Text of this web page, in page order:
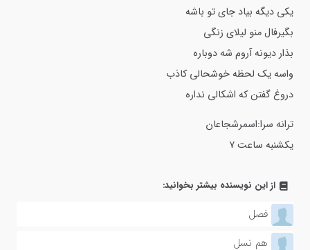
یکی دیگه بیاد جای تو باشه
بگیرفال منو لیلای زنگی
بذار دیونه آروم شه دوباره
واسه یک لحظه خوشحالی کاذب
دروغ گفتن که اشکالی نداره
ترانه سرا:اسمرشجاعان
یکشنبه ساعت ۷
از این نویسنده بیشتر بخوانید:
فصل
هم نسل